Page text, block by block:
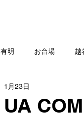
有明 お台場 越
UA
1月23日